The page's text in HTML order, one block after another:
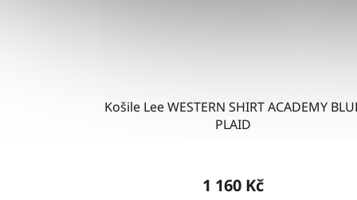
Košile Lee WESTERN SHIRT ACADEMY
PLAID
1 160 Kč